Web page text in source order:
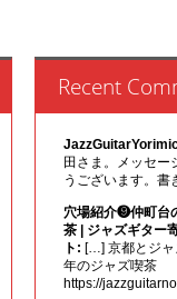
Recent
田さま。メッセー
うございます。
穴場紹介❾仲町台
茶 | ジャズギター
ト: […] 京都とジ
年のジャズ喫茶
https://jazzguitarno